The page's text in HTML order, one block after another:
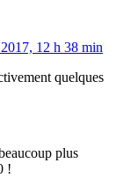
12 h 38 min
quelques
plus
!